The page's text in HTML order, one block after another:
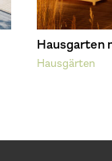
Hausgarten
Hausgärten